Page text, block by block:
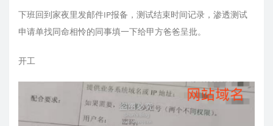
下班回到家夜里发邮件IP报备，测试结束时间记录，渗透测试
申请单找同命相怜的同事填一下给甲方爸爸呈批。
开工